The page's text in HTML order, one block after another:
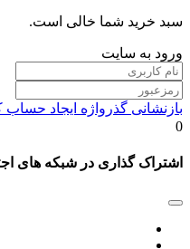
سبد خرید شما خالی است.
ورود به سایت
بازنشانی گذرواژه ایجاد حساب
0
اشتراک گذاری در شبکه های